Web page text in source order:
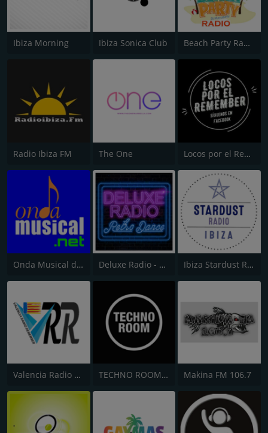
Ibiza Morning Ibiza Sonica Club Beach Party Radio
Radio Ibiza FM The One Locos por el Remember Dance
Onda Musical de Yecla Deluxe Radio - Retro Dance Ibiza Stardust Radio
Valencia Radio Remember TECHNO ROOM FM Makina FM 106.7